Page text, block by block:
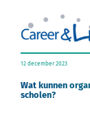
inhoud
12 december 2023
Wat kunnen
scholen?